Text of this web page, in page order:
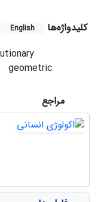
کلیدواژه‌ها English
geometric
مراجع